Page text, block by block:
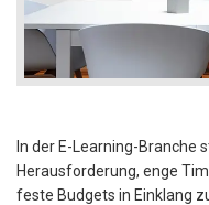
In der E-Learning-Branche
Herausforderung, enge
feste Budgets in Einklang